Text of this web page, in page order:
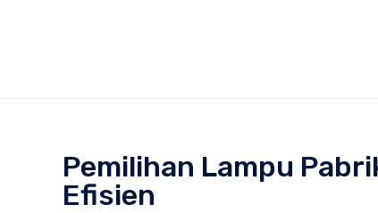
Pemilihan Lampu
Efisien